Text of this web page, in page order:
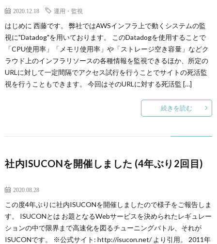
2020.12.18 運用・監視
はじめに 西藤です。 弊社ではAWSインフラ上で動くシステムの監
視に"Datadog"を用いております。 このDatadogを使用することで
「CPU使用率」「メモリ使用率」や「ストレージ空き容量」などク
ラウド上のインフラリソースの各種情報を監視できるほか、所定の
URLに対して一定間隔でアクセス試行を行うことでサイトの死活監
視を行うこともできます。 今回はそのURLに対する死活監 […]
続きを読む
社内ISUCONを開催しました (4年ぶり2回目)
2020.08.28
この度4年ぶりに社内ISUCONを開催しましたので様子をご報告しま
す。 ISUCONとは お題となるWebサービスを決められたレギュレー
ションの中で限界まで高速化を図るチューニングバトル、それが
ISUCONです。 ※公式サイト: http://isucon.net/ より引用。 2011年